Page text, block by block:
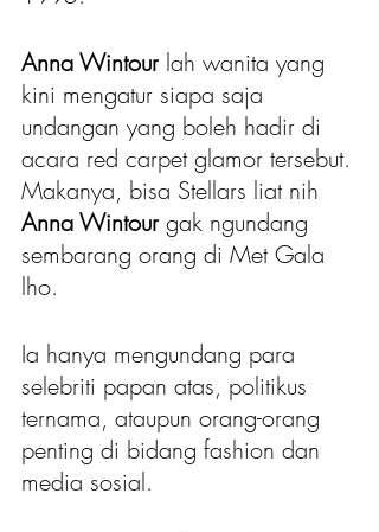
Anna Wintour lah wanita yang
kini mengatur siapa saja
undangan yang boleh hadir di
acara red carpet glamor tersebut.
Makanya, bisa Stellars liat nih
Anna Wintour gak ngundang
sembarang orang di Met Gala
lho.
Ia hanya mengundang para
selebriti papan atas, politikus
ternama, ataupun orang-orang
penting di bidang fashion dan
media sosial.